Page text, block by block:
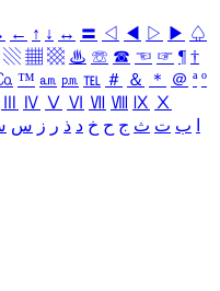
← ↑ ↓ ↔ 〓 ◁ ◀ ▷ ▶ ♤
▧ ▦ ▩ ♨ ☏ ☎ ☜ ☞ ¶ †
™ ㏂ ㏘ ℡ ＃ ＆ ＊ ＠ ª º
Ⅳ Ⅴ Ⅵ Ⅶ Ⅷ Ⅸ Ⅹ
ب ت ث ج ح خ د ذ ر ز س